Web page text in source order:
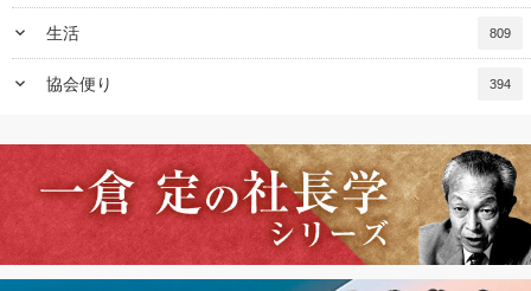
keyboard_arrow_down 生活 809
keyboard_arrow_down 協会便り 394